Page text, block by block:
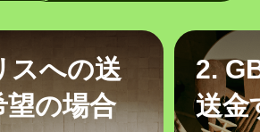
スへの送
望の場合
2.
送金